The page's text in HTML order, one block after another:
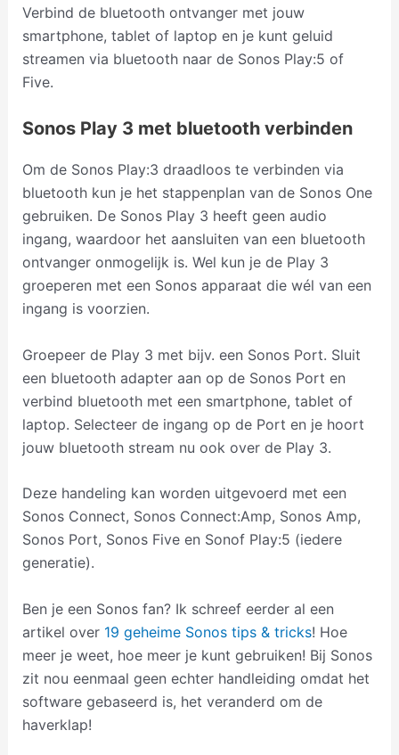
Verbind de bluetooth ontvanger met jouw
smartphone, tablet of laptop en je kunt geluid
streamen via bluetooth naar de Sonos Play:5 of
Five.
Sonos Play 3 met bluetooth verbinden
Om de Sonos Play:3 draadloos te verbinden via
bluetooth kun je het stappenplan van de Sonos One
gebruiken. De Sonos Play 3 heeft geen audio
ingang, waardoor het aansluiten van een bluetooth
ontvanger onmogelijk is. Wel kun je de Play 3
groeperen met een Sonos apparaat die wél van een
ingang is voorzien.
Groepeer de Play 3 met bijv. een Sonos Port. Sluit
een bluetooth adapter aan op de Sonos Port en
verbind bluetooth met een smartphone, tablet of
laptop. Selecteer de ingang op de Port en je hoort
jouw bluetooth stream nu ook over de Play 3.
Deze handeling kan worden uitgevoerd met een
Sonos Connect, Sonos Connect:Amp, Sonos Amp,
Sonos Port, Sonos Five en Sonof Play:5 (iedere
generatie).
Ben je een Sonos fan? Ik schreef eerder al een
artikel over 19 geheime Sonos tips & tricks! Hoe
meer je weet, hoe meer je kunt gebruiken! Bij Sonos
zit nou eenmaal geen echter handleiding omdat het
software gebaseerd is, het veranderd om de
haverklap!